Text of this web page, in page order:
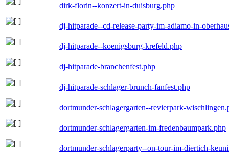
dirk-florin--konzert-in-duisburg.php
dj-hitparade--cd-release-party-im-adiamo-in-
dj-hitparade--koenigsburg-krefeld.php
dj-hitparade-branchenfest.php
dj-hitparade-schlager-brunch-fanfest.php
dortmunder-schlagergarten--revierpark-
dortmunder-schlagergarten-im-fredenbaumpark.php
dortmunder-schlagerparty--on-tour-im-diertich-